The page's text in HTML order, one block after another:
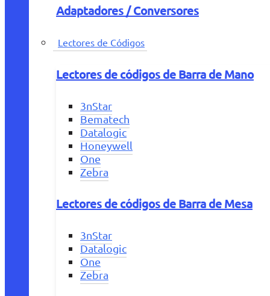
Adaptadores / Conversores
Lectores de Códigos
Lectores de códigos de Barra de Mano
3nStar
Bematech
Datalogic
Honeywell
One
Zebra
Lectores de códigos de Barra de Mesa
3nStar
Datalogic
One
Zebra